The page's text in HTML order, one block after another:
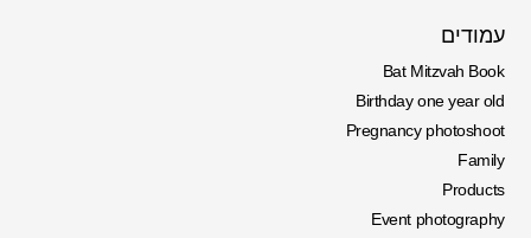
עמודים
Bat Mitzvah Book
Birthday one year old
Pregnancy photoshoot
Family
Products
Event photography